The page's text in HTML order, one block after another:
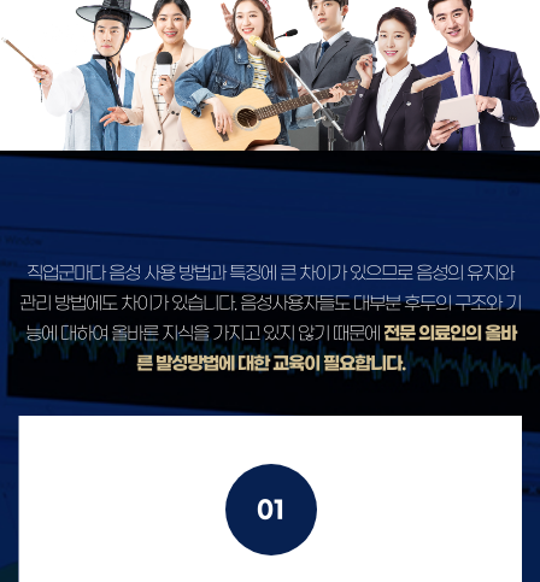
직업군마다 음성 사용 방법과 특징에 큰 차이가 있으므로 음성의 유지와
관리 방법에도 차이가 있습니다.음성사용자들도 대부분 후두의 구조와 기
능에 대하여 올바른 지식을 가지고 있지 않기 때문에 전문 의료인의 올바
른 발성방법에 대한 교육이 필요합니다.
01